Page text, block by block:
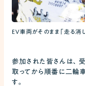
EV車両がそのまま「走る消
参加された皆さんは、
取ってから順番に二輪
す。